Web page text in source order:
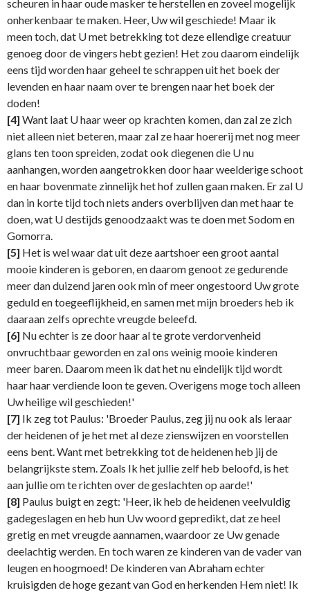
scheuren in haar oude masker te herstellen en zoveel mogelijk
onherkenbaar te maken. Heer, Uw wil geschiede! Maar ik
meen toch, dat U met betrekking tot deze ellendige creatuur
genoeg door de vingers hebt gezien! Het zou daarom eindelijk
eens tijd worden haar geheel te schrappen uit het boek der
levenden en haar naam over te brengen naar het boek der
doden!
[4] Want laat U haar weer op krachten komen, dan zal ze zich
niet alleen niet beteren, maar zal ze haar hoererij met nog meer
glans ten toon spreiden, zodat ook diegenen die U nu
aanhangen, worden aangetrokken door haar weelderige schoot
en haar bovenmate zinnelijk het hof zullen gaan maken. Er zal U
dan in korte tijd toch niets anders overblijven dan met haar te
doen, wat U destijds genoodzaakt was te doen met Sodom en
Gomorra.
[5] Het is wel waar dat uit deze aartshoer een groot aantal
mooie kinderen is geboren, en daarom genoot ze gedurende
meer dan duizend jaren ook min of meer ongestoord Uw grote
geduld en toegeeflijkheid, en samen met mijn broeders heb ik
daaraan zelfs oprechte vreugde beleefd.
[6] Nu echter is ze door haar al te grote verdorvenheid
onvruchtbaar geworden en zal ons weinig mooie kinderen
meer baren. Daarom meen ik dat het nu eindelijk tijd wordt
haar haar verdiende loon te geven. Overigens moge toch alleen
Uw heilige wil geschieden!'
[7] Ik zeg tot Paulus: 'Broeder Paulus, zeg jij nu ook als leraar
der heidenen of je het met al deze zienswijzen en voorstellen
eens bent. Want met betrekking tot de heidenen heb jij de
belangrijkste stem. Zoals Ik het jullie zelf heb beloofd, is het
aan jullie om te richten over de geslachten op aarde!'
[8] Paulus buigt en zegt: 'Heer, ik heb de heidenen veelvuldig
gadegeslagen en heb hun Uw woord gepredikt, dat ze heel
gretig en met vreugde aannamen, waardoor ze Uw genade
deelachtig werden. En toch waren ze kinderen van de vader van
leugen en hoogmoed! De kinderen van Abraham echter
kruisigden de hoge gezant van God en herkenden Hem niet! Ik